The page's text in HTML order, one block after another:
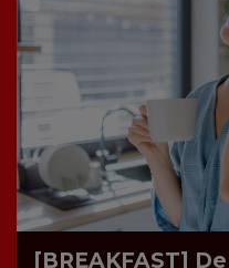
[BREAKFAST]